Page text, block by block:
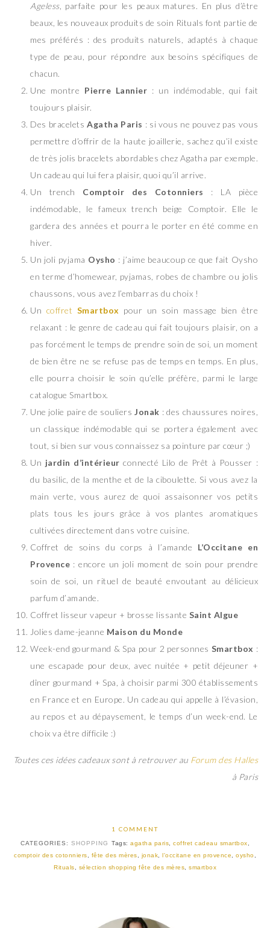
Ageless, parfaite pour les peaux matures. En plus d’être
beaux, les nouveaux produits de soin Rituals font partie de
mes préférés : des produits naturels, adaptés à chaque
type de peau, pour répondre aux besoins spécifiques de
chacun.
Une montre Pierre Lannier : un indémodable, qui fait
toujours plaisir.
Des braceletsAgatha Paris : si vous ne pouvez pas vous
permettre d’offrir de la haute joaillerie, sachez qu’il existe
de très jolis bracelets abordables chez Agatha par exemple.
Un cadeau qui lui fera plaisir, quoi qu’il arrive.
Un trench Comptoir des Cotonniers : LA pièce
indémodable, le fameux trench beige Comptoir. Elle le
gardera des années et pourra le porter en été comme en
hiver.
Un joli pyjama Oysho : j’aime beaucoup ce que fait Oysho
en terme d’homewear, pyjamas, robes de chambre ou jolis
chaussons, vous avez l’embarras du choix !
Un coffret Smartbox pour un soin massage bien être
relaxant : le genre de cadeau qui fait toujours plaisir, on a
pas forcément le temps de prendre soin de soi, un moment
de bien être ne se refuse pas de temps en temps. En plus,
elle pourra choisir le soin qu’elle préfère, parmi le large
catalogue Smartbox.
Une jolie paire de souliersJonak : des chaussures noires,
un classique indémodable qui se portera également avec
tout, si bien sur vous connaissez sa pointure par cœur ;)
Un jardin d’intérieur connecté Lilo de Prêt à Pousser :
du basilic, de la menthe et de la ciboulette. Si vous avez la
main verte, vous aurez de quoi assaisonner vos petits
plats tous les jours grâce à vos plantes aromatiques
cultivées directement dans votre cuisine.
Coffret de soins du corps à l’amande L’Occitane en
Provence : encore un joli moment de soin pour prendre
soin de soi, un rituel de beauté envoutant au délicieux
parfum d’amande.
Coffret lisseur vapeur + brosse lissante Saint Algue
Jolies dame-jeanne Maison du Monde
Week-end gourmand & Spa pour 2 personnes Smartbox :
une escapade pour deux, avec nuitée + petit déjeuner +
dîner gourmand + Spa, à choisir parmi 300 établissements
en France et en Europe. Un cadeau qui appelle à l’évasion,
au repos et au dépaysement, le temps d’un week-end. Le
choix va être difficile :)
Toutes ces idées cadeaux sont à retrouver au Forum des Halles
à Paris
1 COMMENT
CATEGORIES: SHOPPING Tags: agatha paris coffret cadeau smartbox
comptoir des cotonniers
fête des mères jonak l'occitane en provence oysho
Rituals
sélection shopping fête des mères smartbox